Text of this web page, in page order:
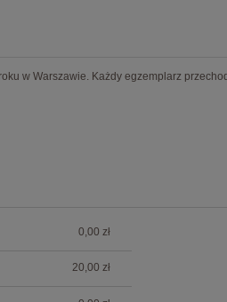
w Warszawie. Każdy egzemplarz
0,00 zł
20,00 zł